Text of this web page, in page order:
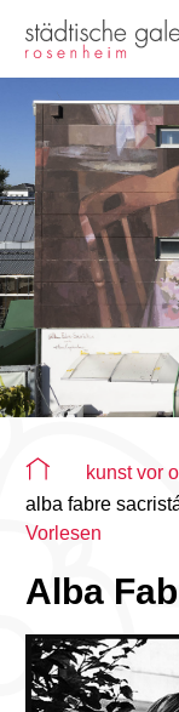
Sie befinden
kunst vor
alba fabre
Vorlesen
Alba